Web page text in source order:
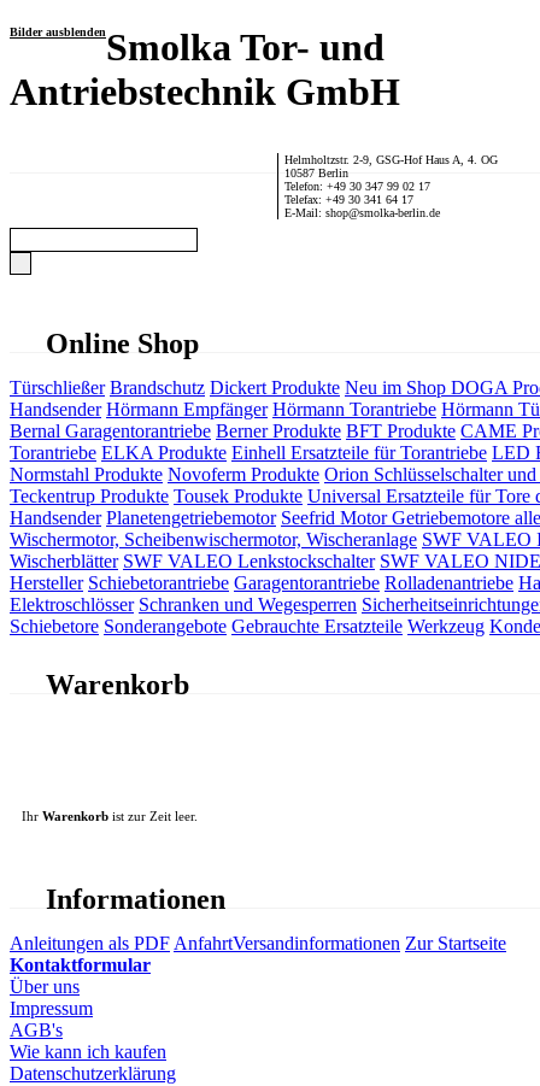
Bilder ausblendenSmolka Tor- und
Antriebstechnik GmbH
Helmholtzstr. 2-9, GSG-Hof Haus A, 4. OG
10587 Berlin
Telefon: +49 30 347 99 02 17
Telefax: +49 30 341 64 17
E-Mail: shop@smolka-berlin.de
Online Shop
Türschließer Brandschutz Dickert Produkte Neu im Shop DOGA
Handsender Hörmann Empfänger Hörmann Torantriebe Hörmann
Bernal Garagentorantriebe Berner Produkte BFT Produkte CAME
Torantriebe ELKA Produkte Einhell Ersatzteile für Torantriebe LED
Normstahl Produkte Novoferm Produkte Orion Schlüsselschalter und
Teckentrup Produkte Tousek Produkte Universal Ersatzteile für Tore
Handsender Planetengetriebemotor Seefrid Motor Getriebemotore
Wischermotor, Scheibenwischermotor, Wischeranlage SWF VALEO
Wischerblätter SWF VALEO Lenkstockschalter SWF VALEO
Hersteller Schiebetorantriebe Garagentorantriebe Rolladenantriebe
Elektroschlösser Schranken und Wegesperren
Schiebetore Sonderangebote Gebrauchte Ersatzteile Werkzeug
Warenkorb
Ihr Warenkorb ist zur Zeit leer.
Informationen
Anleitungen als PDF AnfahrtVersandinformationen Zur Startseite
Kontaktformular
Über uns
Impressum
AGB's
Wie kann ich kaufen
Datenschutzerklärung